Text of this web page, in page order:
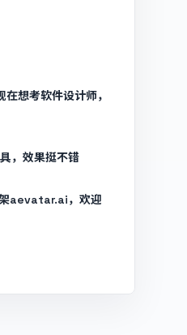
想考软件设计师，
，效果挺不错
aevatar.ai，欢迎